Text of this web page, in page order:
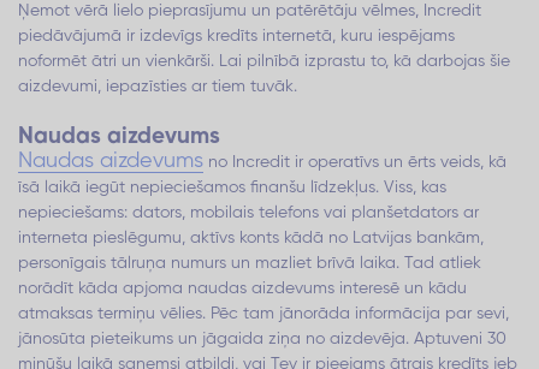
Ņemot vērā lielo pieprasījumu un patērētāju vēlmes, Incredit
piedāvājumā ir izdevīgs kredīts internetā, kuru iespējams
noformēt ātri un vienkārši. Lai pilnībā izprastu to, kā darbojas šie
aizdevumi, iepazīsties ar tiem tuvāk.
Naudas aizdevums
Naudas aizdevums no Incredit ir operatīvs un ērts veids, kā
īsā laikā iegūt nepieciešamos finanšu līdzekļus. Viss, kas
nepieciešams: dators, mobilais telefons vai planšetdators ar
interneta pieslēgumu, aktīvs konts kādā no Latvijas bankām,
personīgais tālruņa numurs un mazliet brīvā laika. Tad atliek
norādīt kāda apjoma naudas aizdevums interesē un kādu
atmaksas termiņu vēlies. Pēc tam jānorāda informācija par sevi,
jānosūta pieteikums un jāgaida ziņa no aizdevēja. Aptuveni 30
minūšu laikā saņemsi atbildi, vai Tev ir pieejams ātrais kredīts jeb